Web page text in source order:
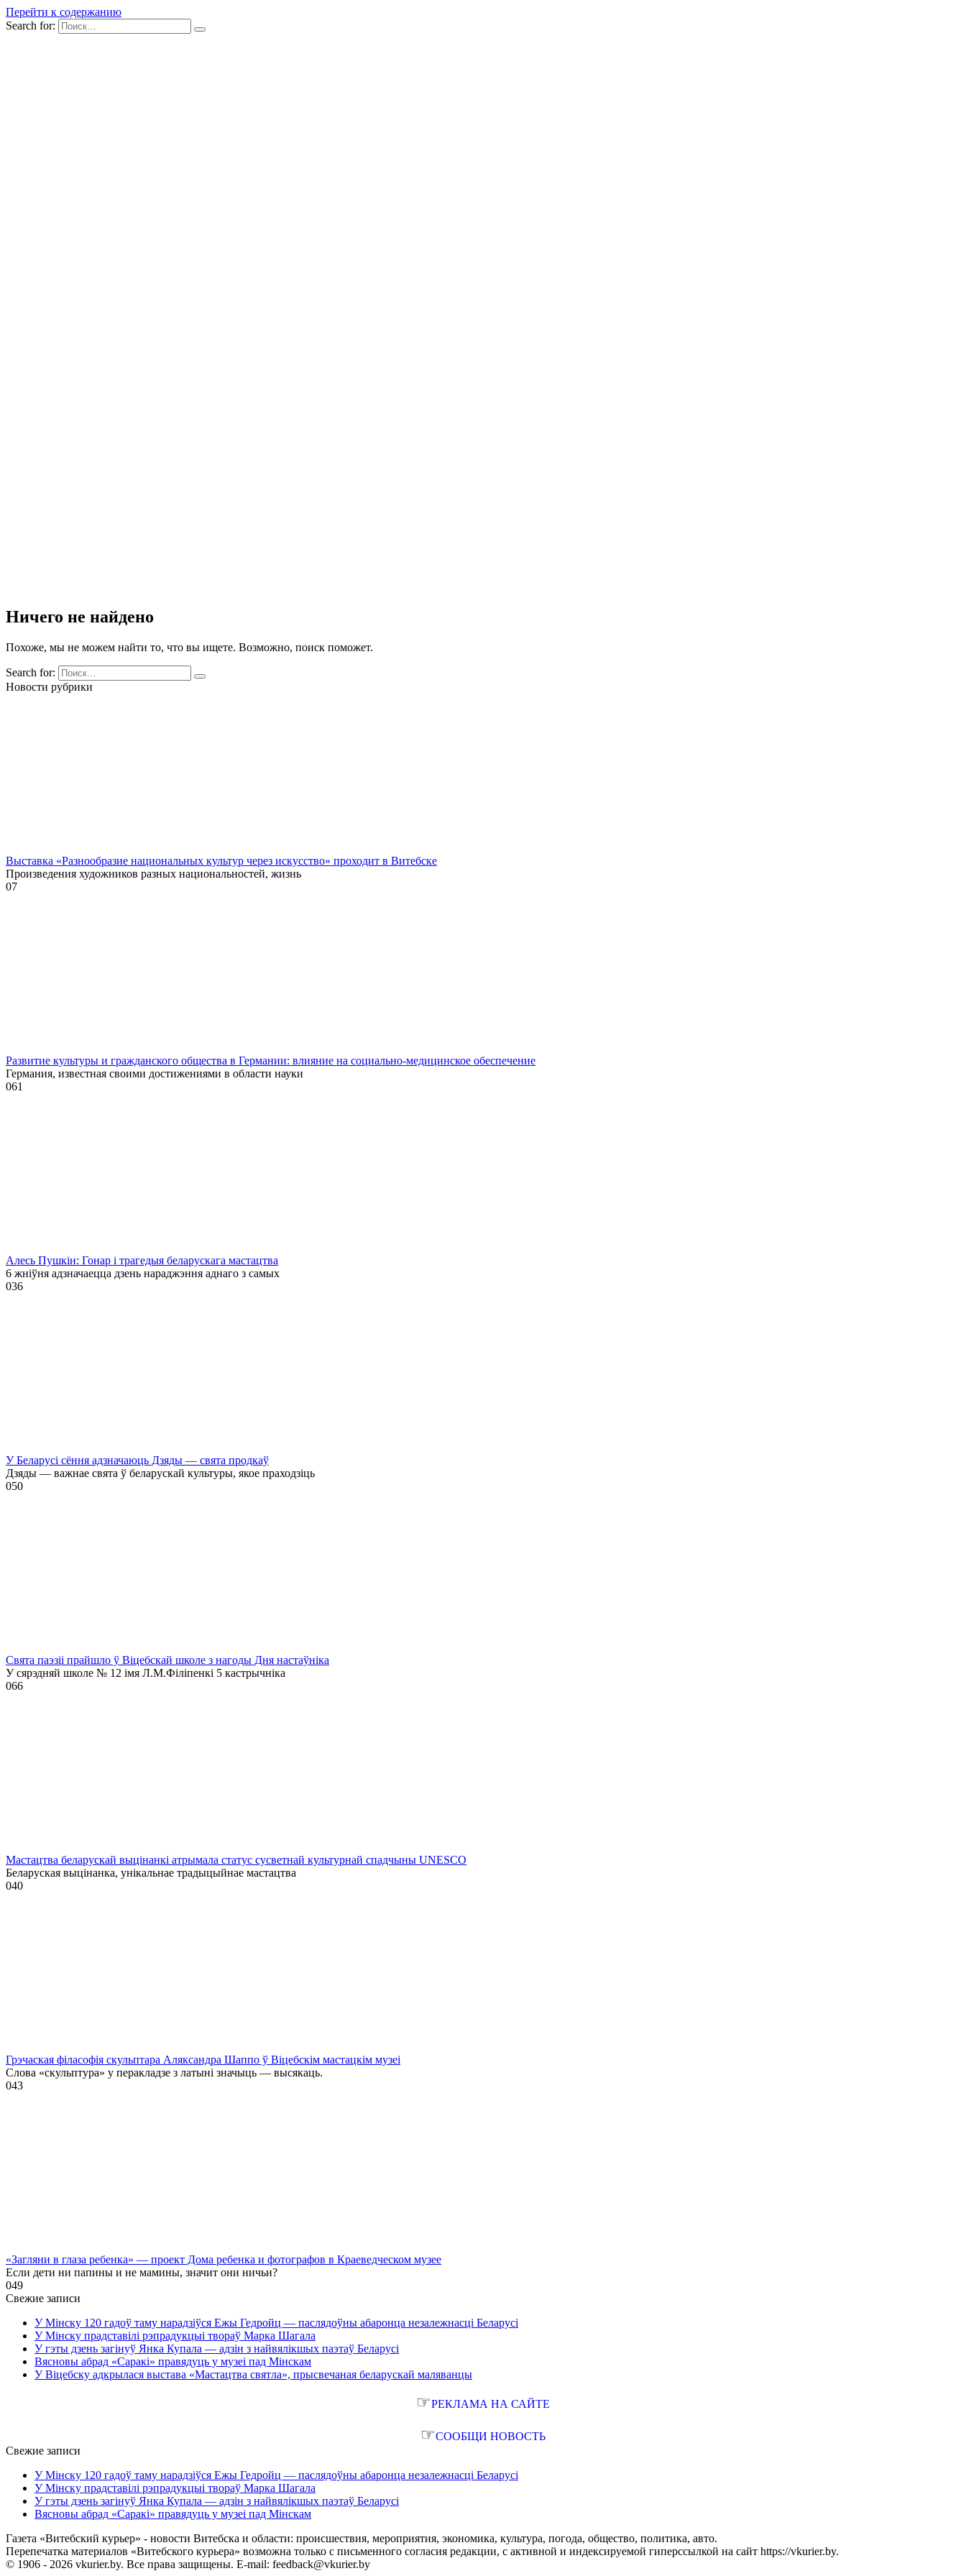
Перейти к содержанию
Search for:
Ничего не найдено
Похоже, мы не можем найти то, что вы ищете. Возможно, поиск поможет.
Search for:
Новости рубрики
Выставка «Разнообразие национальных культур через искусство» проходит в Витебске
Произведения художников разных национальностей, жизнь
07
Развитие культуры и гражданского общества в Германии: влияние на социально-медицинское обеспечение
Германия, известная своими достижениями в области науки
061
Алесь Пушкін: Гонар і трагедыя беларускага мастацтва
6 жніўня адзначаецца дзень нараджэння аднаго з самых
036
У Беларусі сёння адзначаюць Дзяды — свята продкаў
Дзяды — важнае свята ў беларускай культуры, якое праходзіць
050
Свята паэзіі прайшло ў Віцебскай школе з нагоды Дня настаўніка
У сярэдняй школе № 12 імя Л.М.Філіпенкі 5 кастрычніка
066
Мастацтва беларускай выцінанкі атрымала статус сусветнай культурнай спадчыны UNESCO
Беларуская выцінанка, унікальнае традыцыйнае мастацтва
040
Грэчаская філасофія скульптара Аляксандра Шаппо ў Віцебскім мастацкім музеі
Слова «скульптура» у перакладзе з латыні значыць — высякаць.
043
«Загляни в глаза ребенка» — проект Дома ребенка и фотографов в Краеведческом музее
Если дети ни папины и не мамины, значит они ничьи?
049
Свежие записи
У Мінску 120 гадоў таму нарадзіўся Ежы Гедройц — паслядоўны абаронца незалежнасці Беларусі
У Мінску прадставілі рэпрадукцыі твораў Марка Шагала
У гэты дзень загінуў Янка Купала — адзін з найвялікшых паэтаў Беларусі
Вясновы абрад «Саракі» правядуць у музеі пад Мінскам
У Віцебску адкрылася выстава «Мастацтва святла», прысвечаная беларускай маляванцы
☞РЕКЛАМА НА САЙТЕ
☞СООБЩИ НОВОСТЬ
Свежие записи
У Мінску 120 гадоў таму нарадзіўся Ежы Гедройц — паслядоўны абаронца незалежнасці Беларусі
У Мінску прадставілі рэпрадукцыі твораў Марка Шагала
У гэты дзень загінуў Янка Купала — адзін з найвялікшых паэтаў Беларусі
Вясновы абрад «Саракі» правядуць у музеі пад Мінскам
Газета «Витебский курьер» - новости Витебска и области: происшествия, мероприятия, экономика, культура, погода, общество, политика, авто.
Перепечатка материалов «Витебского курьера» возможна только с письменного согласия редакции, с активной и индексируемой гиперссылкой на сайт https://vkurier.by.
© 1906 - 2026 vkurier.by. Все права защищены. E-mail: feedback@vkurier.by